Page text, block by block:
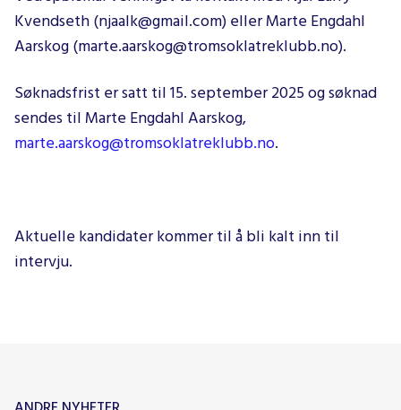
Kvendseth (njaalk@gmail.com) eller Marte Engdahl
Aarskog (marte.aarskog@tromsoklatreklubb.no).
Søknadsfrist er satt til 15. september 2025 og søknad
sendes til Marte Engdahl Aarskog,
marte.aarskog@tromsoklatreklubb.no.
Aktuelle kandidater kommer til å bli kalt inn til
intervju.